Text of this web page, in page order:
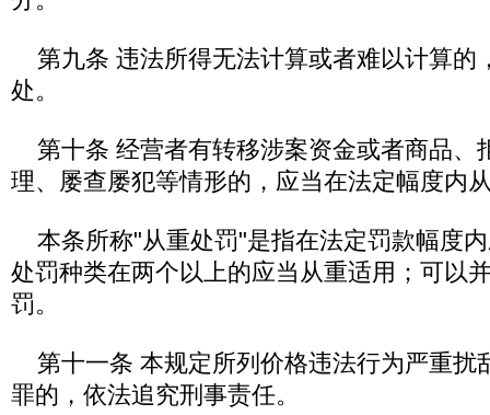
第九条 违法所得无法计算或者难以计算的
处。
第十条 经营者有转移涉案资金或者商品、
理、屡查屡犯等情形的，应当在法定幅度内
本条所称"从重处罚"是指在法定罚款幅度
处罚种类在两个以上的应当从重适用；可以
罚。
第十一条 本规定所列价格违法行为严重扰
罪的，依法追究刑事责任。